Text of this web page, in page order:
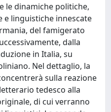
le dinamiche politiche,
e linguistiche innescate
del famigerato
dalla
in Italia, su
Nel dettaglio, la
sulla reazione
tedesco alla
di cui verranno